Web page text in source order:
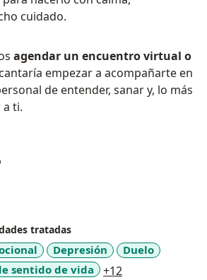
cuidado.
agendar un encuentro virtual o
empezar a acompañarte en
de entender, sanar y, lo más
ti.
tratadas
Depresión
Duelo
sentido de vida +12